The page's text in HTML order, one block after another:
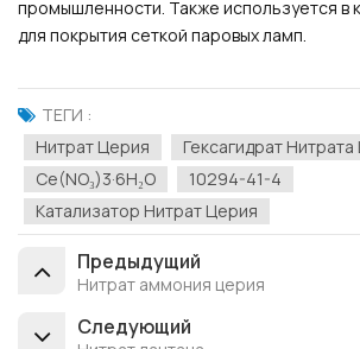
промышленности. Также используется в
для покрытия сеткой паровых ламп.
ТЕГИ :
Нитрат Церия
Гексагидрат
Ce(NO₃)3·6H₂O
10294-41-4
Катализатор Нитрат Церия
Предыдущий
Нитрат аммония церия
Следующий